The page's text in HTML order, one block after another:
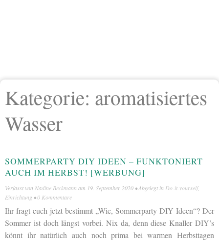
Kategorie: aromatisiertes
Wasser
SOMMERPARTY DIY IDEEN – FUNKTONIERT
AUCH IM HERBST! [WERBUNG]
Verfasst von Nadine Beckmann am 19. September 2020 • Abgelegt in Do-it-yourself,
Einrichtung •0 Kommentare
Ihr fragt euch jetzt bestimmt „Wie, Sommerparty DIY Ideen“? Der
Sommer ist doch längst vorbei. Nix da, denn diese Knaller DIY’s
könnt ihr natürlich auch noch prima bei warmen Herbsttagen